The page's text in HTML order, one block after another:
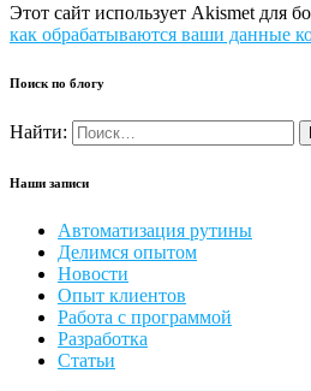
Этот сайт использует Akismet для
как обрабатываются ваши данные
Поиск по блогу
Найти:
Наши записи
Автоматизация рутины
Делимся опытом
Новости
Опыт клиентов
Работа с программой
Разработка
Статьи